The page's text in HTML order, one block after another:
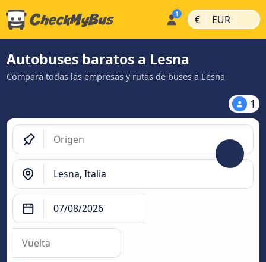
€ | EUR |
Autobuses baratos a Lesna
Compara todas las empresas y rutas de buses a Lesna
1